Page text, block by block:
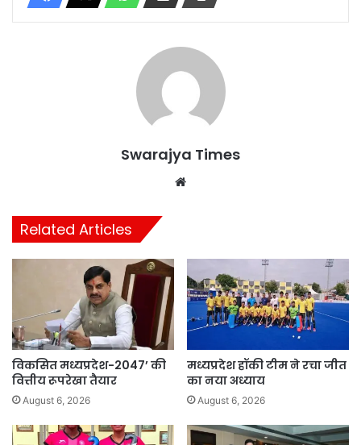
Swarajya Times
Related Articles
विकसित मध्यप्रदेश-2047’ की
वित्तीय रूपरेखा तैयार
August 6, 2026
मध्यप्रदेश हॉकी टीम ने रचा जीत
का नया अध्याय
August 6, 2026